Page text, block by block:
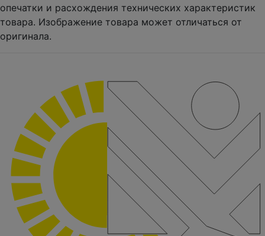
опечатки и расхождения технических характеристик
товара. Изображение товара может отличаться от
оригинала.